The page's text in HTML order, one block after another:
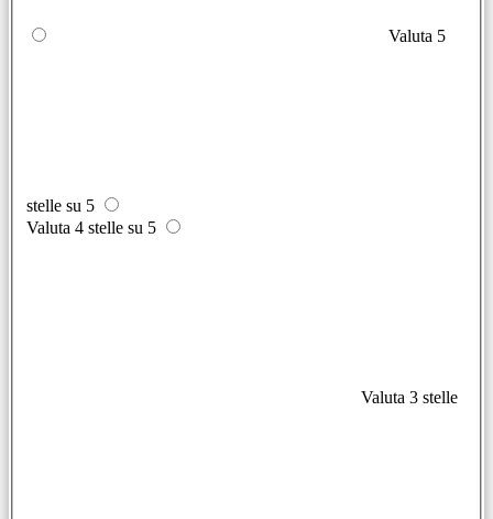
Valuta 5
stelle su 5
Valuta 4 stelle su 5
Valuta 3 stelle